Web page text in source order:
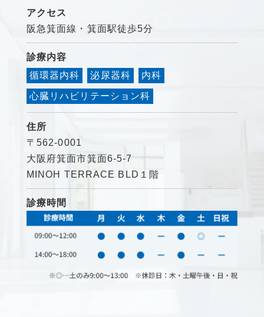
アクセス
阪急箕面線・箕面駅徒歩5分
診療内容
循環器内科
泌尿器科 内科
心臓リハビリテーション科
住所
〒562-0001
大阪府箕面市箕面6-5-7
MINOH TERRACE BLD１階
診療時間